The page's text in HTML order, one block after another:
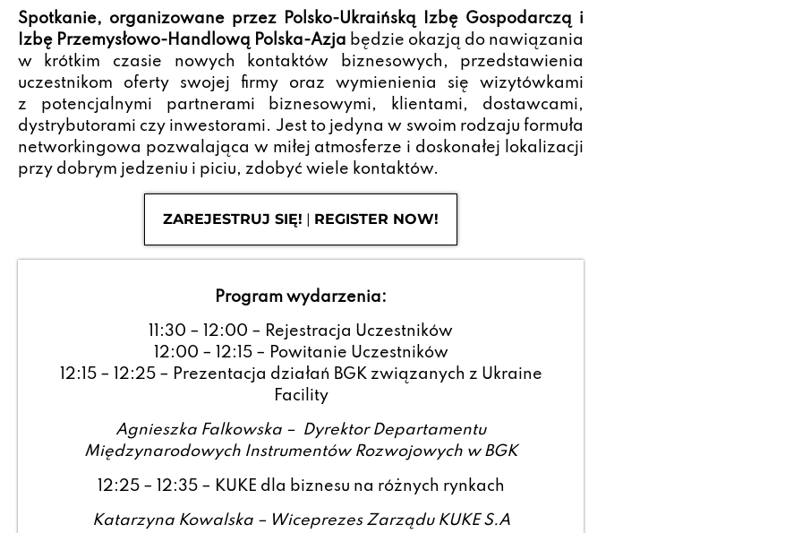
Spotkanie, organizowane przez Polsko-Ukraińską Izbę Gospodarczą i
Izbę Przemysłowo-Handlową Polska-Azja będzie okazją do nawiązania
w krótkim czasie nowych kontaktów biznesowych, przedstawienia
uczestnikom oferty swojej firmy oraz wymienienia się wizytówkami
z potencjalnymi partnerami biznesowymi, klientami, dostawcami,
dystrybutorami czy inwestorami. Jest to jedyna w swoim rodzaju formuła
networkingowa pozwalająca w miłej atmosferze i doskonałej lokalizacji
przy dobrym jedzeniu i piciu, zdobyć wiele kontaktów.
ZAREJESTRUJ SIĘ! | REGISTER NOW!
Program wydarzenia:
11:30 – 12:00 – Rejestracja Uczestników
12:00 – 12:15 – Powitanie Uczestników
12:15 – 12:25 – Prezentacja działań BGK związanych z Ukraine
Facility
Agnieszka Falkowska – Dyrektor Departamentu
Międzynarodowych Instrumentów Rozwojowych w BGK
12:25 – 12:35 – KUKE dla biznesu na różnych rynkach
Katarzyna Kowalska – Wiceprezes Zarządu KUKE S.A